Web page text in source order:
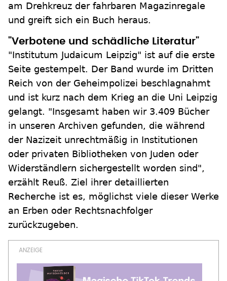
am Drehkreuz der fahrbaren Magazinregale
und greift sich ein Buch heraus.
"Verbotene und schädliche Literatur"
"Institutum Judaicum Leipzig" ist auf die erste
Seite gestempelt. Der Band wurde im Dritten
Reich von der Geheimpolizei beschlagnahmt
und ist kurz nach dem Krieg an die Uni Leipzig
gelangt. "Insgesamt haben wir 3.409 Bücher
in unseren Archiven gefunden, die während
der Nazizeit unrechtmäßig in Institutionen
oder privaten Bibliotheken von Juden oder
Widerständlern sichergestellt worden sind",
erzählt Reuß. Ziel ihrer detaillierten
Recherche ist es, möglichst viele dieser Werke
an Erben oder Rechtsnachfolger
zurückzugeben.